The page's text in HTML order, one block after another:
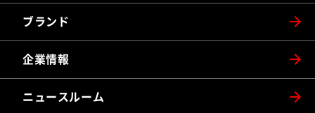
ブランド
企業情報
ニュースルーム